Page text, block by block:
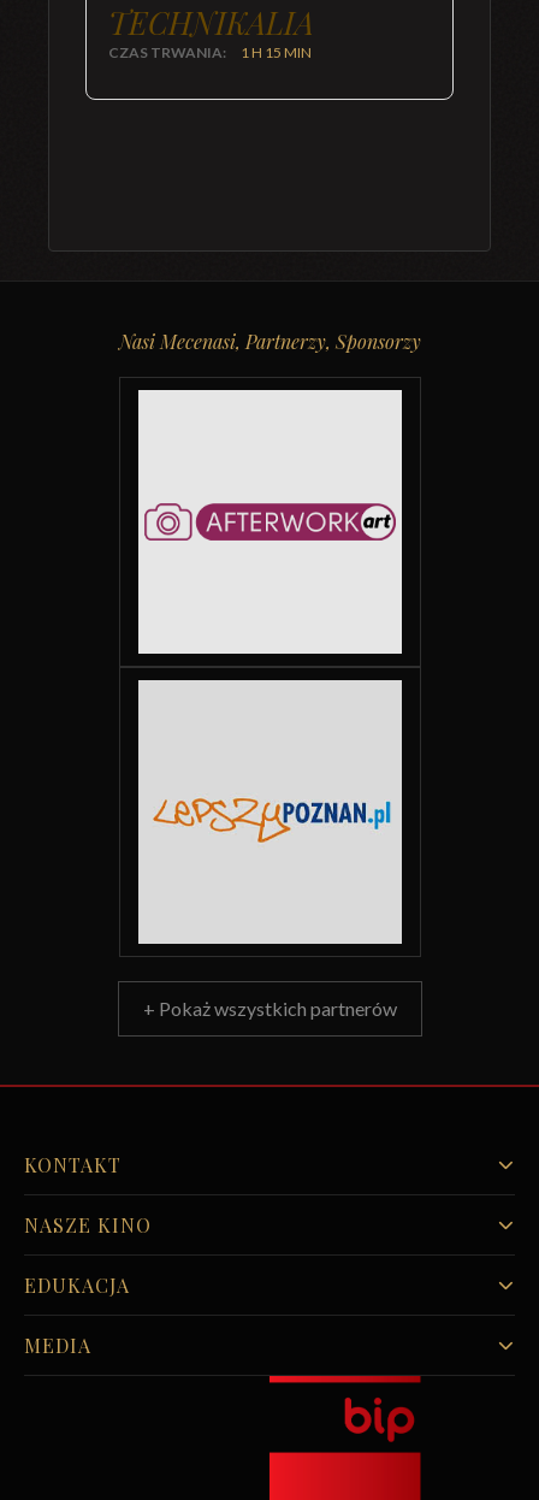
TECHNIKALIA
CZAS TRWANIA: 1 H 15 MIN
Nasi Mecenasi, Partnerzy, Sponsorzy
+ Pokaż wszystkich partnerów
KONTAKT
NASZE KINO
EDUKACJA
MEDIA